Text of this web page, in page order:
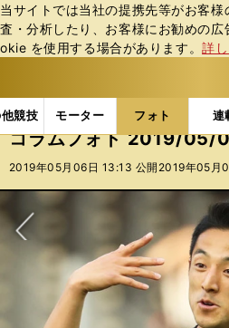
当サイトでは当社の提携先等がお客
査・分析したり、お客様にお勧めの
okie を使⽤する場合があります。詳
競技 モーター フォト 連
b
ス
ポ
ル
ー
バ
フォトギャラリー コラム
コラムフォト 2019/05/
2019年05月06日 13:13 公開 2019年05月